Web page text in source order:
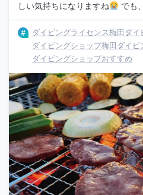
しい気持ちになりますね
でも
ダイビングライセンス梅田 ダイ
ダイビングショップ梅田 ダイビ
ダイビングショップおすすめ